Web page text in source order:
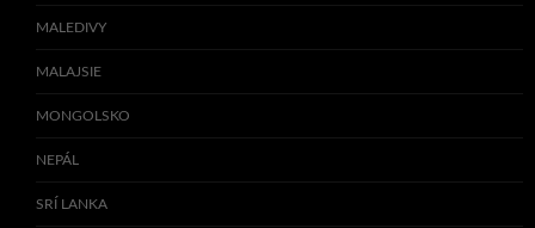
MALEDIVY
MALAJSIE
MONGOLSKO
NEPÁL
SRÍ LANKA